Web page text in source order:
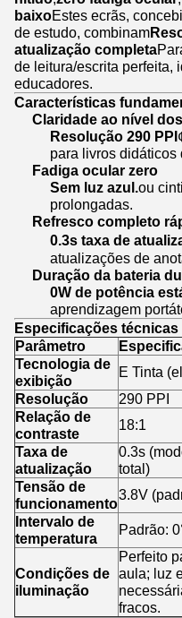
baixoEstes ecrãs,
de estudo, combinam
atualização completa
de leitura/escrita perfeita,
educadores.
Características
Claridade ao nível
Resolução 290 PPI
para livros didáticos
Fadiga ocular zero
Sem luz azul.ou
prolongadas.
Refresco completo
0.3s taxa de
atualizações de
Duração da bateria
0W de potência
aprendizagem
Especificações técnicas
Parâmetro
Tecnologia de
exibição
E Tinta
Resolução
290 PPI
Relação de
contraste
18:1
Taxa de
atualização
0.3s
total)
Tensão de
funcionamento
3.8V
Intervalo de
temperatura
Padrão:
Condições de
iluminação
Perfeito
aula; luz
fracos.